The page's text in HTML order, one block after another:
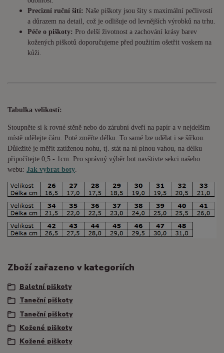
Precizní ruční šití: Naše piškoty jsou šity s maximální pečlivostí
a důrazem na detail, což je odlišuje od levnějších výrobků na trhu.
Péče o piškoty: Pro delší životnost a zachování krásy barev
kožených piškotů doporučujeme před použitím ošetřit voskem na
kůži.
Tabulka velikostí:
Stoupněte si k rovné stěně nebo do zárubní dveří na papír a v nejdelším
místě udělejte čáru. Poté změřte délku. To samé lze udělat i se šířkou.
Důležité je měřit zatíženou nohu, tj. stát na ní plnou vahou, na délku
připočítejte 0,5 - 1cm . Pro správný výběr bot navštivte sekci našeho
webu: Jak vybrat boty
Zboží zařazeno v kategoriích
Baletní piškoty
Taneční piškoty
Taneční piškoty
Kožené piškoty
Kožené piškoty